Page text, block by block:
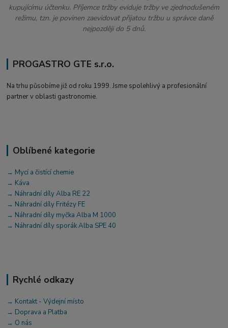
kupujícímu účtenku. Příjemce tržby eviduje tržby ve zjednodušeném
režimu, tzn. je povinen zaevidovat přijatou tržbu u správce daně
nejpozději do 5 dnů.
PROGASTRO GTE s.r.o.
Na trhu působíme již od roku 1999. Jsme spolehlivý a profesionální
partner v oblasti gastronomie.
Oblíbené kategorie
→ Mycí a čistící chemie
→ Káva
→ Náhradní díly Alba RE 22
→ Náhradní díly Fritézy FE
→ Náhradní díly myčka Alba M 1000
→ Náhradní díly sporák Alba SPE 40
Rychlé odkazy
→ Kontakt - Výdejní místo
→ Doprava a Platba
→ O nás